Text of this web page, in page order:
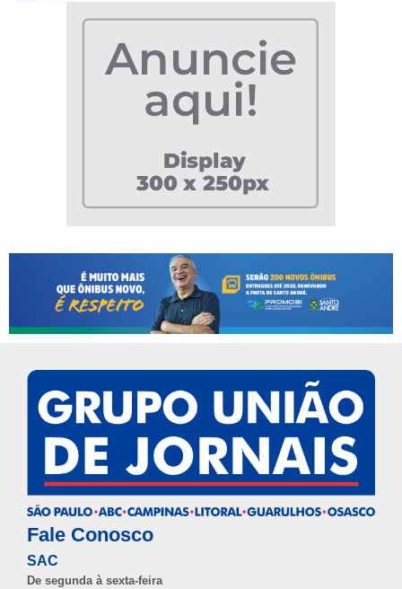
Fale Conosco
SAC
De segunda à sexta-feira